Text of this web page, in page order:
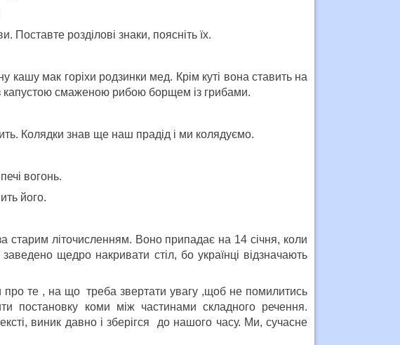
Поставте розділові знаки, поясніть їх.
мак горіхи родзинки мед. Крім куті вона ставить на
капустою смаженою рибою борщем із грибами.
Колядки знав ще наш прадід і ми колядуємо.
вогонь.
його.
старим літочисленням. Воно припадає на 14 січня, коли
щедро накривати стіл, бо українці відзначають
про те , на що треба звертати увагу ,щоб не помилитись
постановку коми між частинами складного речення.
виник давно і зберігся до нашого часу. Ми, сучасне